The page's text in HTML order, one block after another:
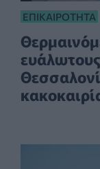
ΕΠΙΚΑΙΡΌΤΗΤΑ